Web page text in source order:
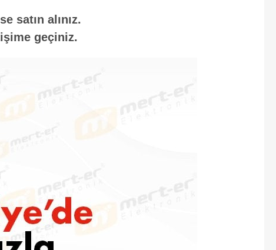
satın alınız.
geçiniz.